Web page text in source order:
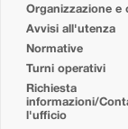
Organizzazione e
Avvisi all'utenza
Normative
Turni operativi
Richiesta
informazioni/
l'ufficio